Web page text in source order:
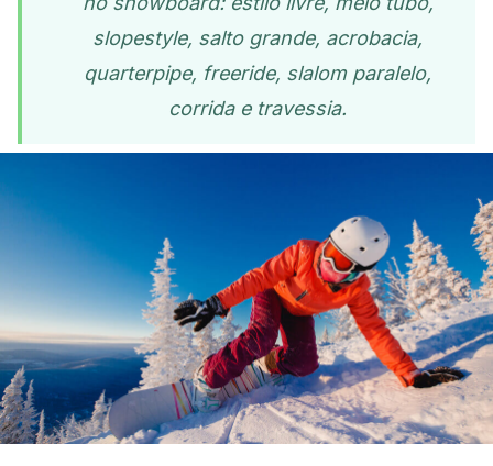
slopestyle, salto grande, acrobacia,
quarterpipe, freeride, slalom paralelo,
corrida e travessia.